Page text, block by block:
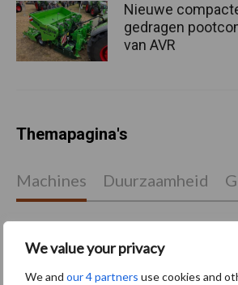
We value your privacy
We and our 4 partners use cookies and
Nieuwe
gedragen
van AVR
Themapagina's
Machines Duurzaamheid
Kunstmeststrooier